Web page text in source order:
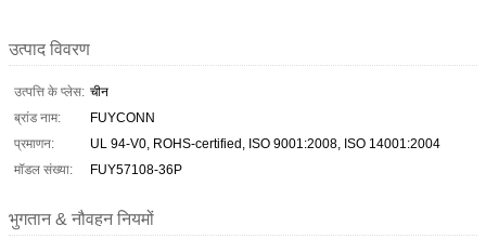
उत्पाद विवरण
उत्पत्ति के प्लेस: चीन
ब्रांड नाम:
FUYCONN
प्रमाणन:
UL 94-V0, ROHS-certified, ISO 9001:2008, ISO 14001:2004
मॉडल संख्या:
FUY57108-36P
भुगतान & नौवहन नियमों